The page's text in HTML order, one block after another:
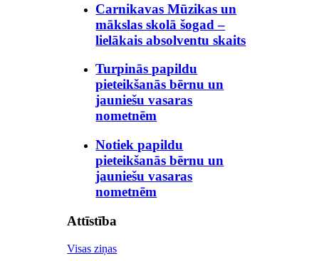
Carnikavas Mūzikas un
mākslas skolā šogad –
lielākais absolventu skaits
Turpinās papildu
pieteikšanās bērnu un
jauniešu vasaras
nometnēm
Notiek papildu
pieteikšanās bērnu un
jauniešu vasaras
nometnēm
Attīstība
Visas ziņas